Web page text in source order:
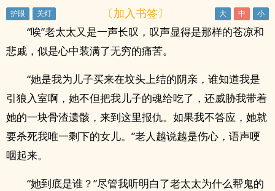
〔加入书签〕
“唉”老太太又是一声长叹，叹声显得是那样的苍凉和
悲戚，似是心中装满了无穷的痛苦。
“她是我为儿子买来在坟头上结的阴亲，谁知道我是
引狼入室啊，她不但把我儿子的魂给吃了，还威胁我带着
她的一块骨渣遗骸，来到这里报仇。如果我不答应，她就
要杀死我唯一剩下的女儿。”老人越说越是伤心，语声哽
咽起来。
“她到底是谁？”尽管我听明白了老太太为什么帮鬼的